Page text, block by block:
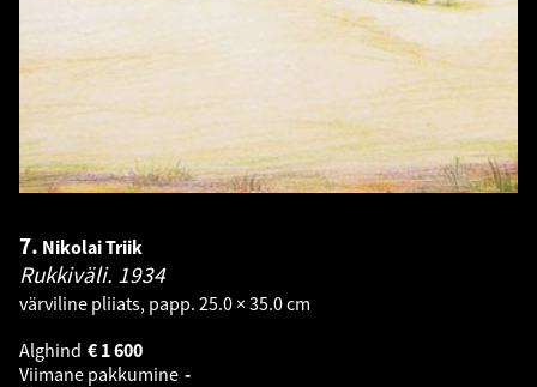
7. Nikolai Triik
Rukkiväli. 1934
värviline pliiats, papp. 25.0 × 35.0 cm
Alghind
1 600
€
Viimane pakkumine -